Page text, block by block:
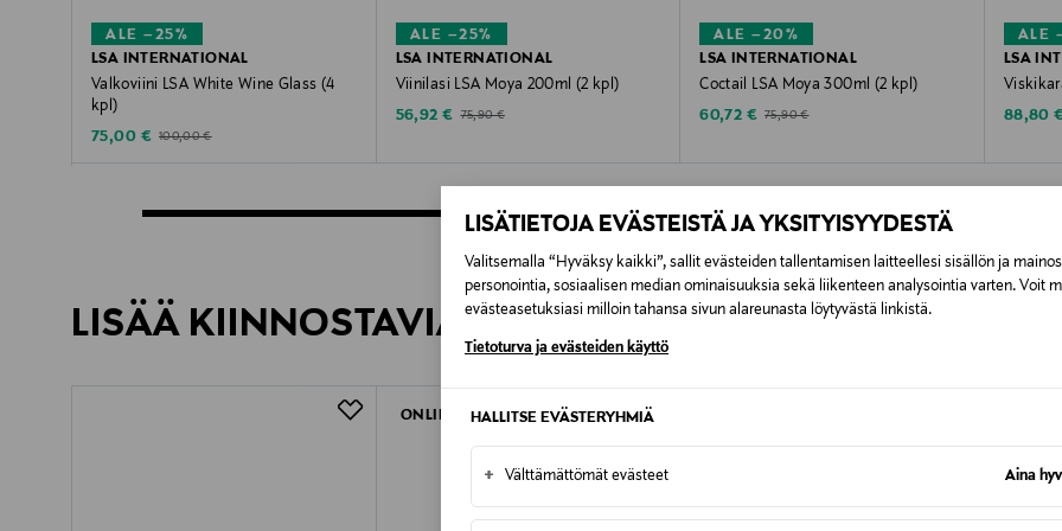
LISÄTIETOJA EVÄSTEISTÄ JA YKSITYISYYDESTÄ
Valitsemalla “Hyväksy kaikki”, sallit evästeiden tallentamisen laitteellesi sisällön ja
personointia, sosiaalisen median ominaisuuksia sekä liikenteen analysointia varten. Voit
evästeasetuksiasi milloin tahansa sivun alareunasta löytyvästä linkistä.
Tietoturva ja evästeiden käyttö
HALLITSE EVÄSTERYHMIÄ
+ Välttämättömät evästeet Aina
ALE –25%
LSA INTERNATIONAL
Valkoviini LSA White Wine Glass (4
kpl)
Discounted Price
75,00 € Original Price
100,00 €
ALE –25%
LSA INTERNATIONAL
Viinilasi LSA Moya 200ml (2 kpl)
Discounted Price
56,92 € Original Price
75,90 €
ALE –20%
LSA INTERNATIONAL
Coctail LSA Moya 300ml (2 kpl)
Discounted Price
60,72 € Original Price
75,90 €
ALE
LSA
88,80
LISÄÄ KIINNOSTAVIA TUOTTEITA
ONLINE EXCLUSIVE